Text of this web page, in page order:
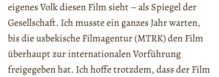
eigenes Volk diesen Film sieht – als Spiegel der
Gesellschaft. Ich musste ein ganzes Jahr warten,
bis die usbekische Filmagentur (MTRK) den Film
überhaupt zur internationalen Vorführung
freigegeben hat. Ich hoffe trotzdem, dass der Film